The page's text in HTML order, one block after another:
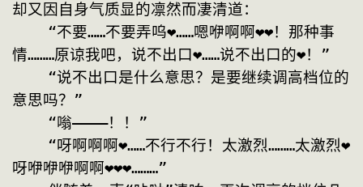
却又因自身气质显的凛然而凄清道：
情………原谅我吧，说不出口❤……说不出口的❤！”
意思吗？”
    “嗡————！！”
呀咿咿咿啊啊❤❤❤………”